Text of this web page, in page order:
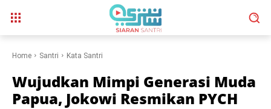
Home Santri Kata Santri
Wujudkan Mimpi Generasi Muda
Papua, Jokowi Resmikan PYCH